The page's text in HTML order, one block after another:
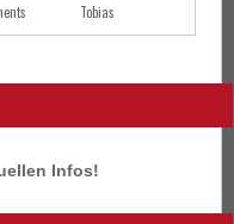
Tobias
Infos!